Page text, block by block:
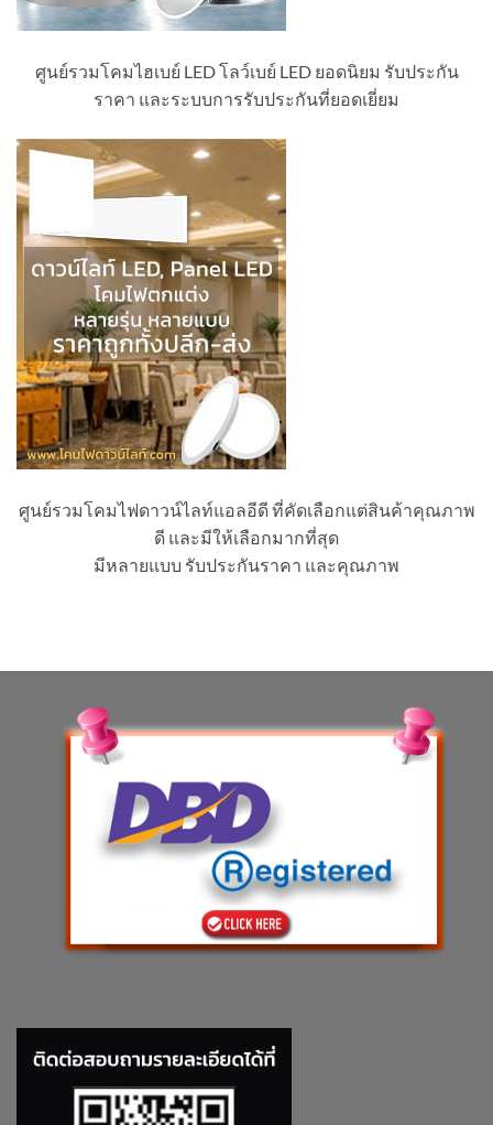
ศูนย์รวมโคมไฮเบย์ LED โลว์เบย์ LED ยอดนิยม รับประกัน
ราคา และระบบการรับประกันที่ยอดเยี่ยม
ศูนย์รวมโคมไฟดาวน์ไลท์แอลอีดี ที่คัดเลือกแต่สินค้าคุณภาพ
ดี และมีให้เลือกมากที่สุด
มีหลายแบบ รับประกันราคา และคุณภาพ